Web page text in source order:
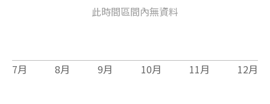
此時間區間內無資料
7月 8月 9月 10月 11月 12月